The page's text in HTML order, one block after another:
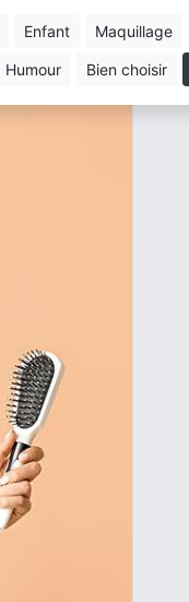
enfant maquillage
humour bien choisir